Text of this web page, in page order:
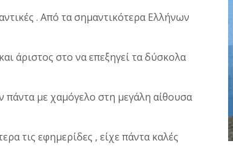
. Από τα σημαντικότερα Ελλήνων
άριστος στο να επεξηγεί τα δύσκολα
πάντα με χαμόγελο στη μεγάλη αίθουσα
τις εφημερίδες , είχε πάντα καλές